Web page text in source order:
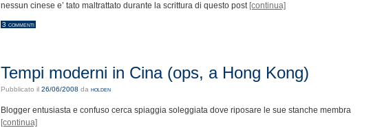
nessun cinese e’ tato maltrattato durante la scrittura di questo post [continua]
3 commenti
Tempi moderni in Cina (ops, a Hong Kong)
Pubblicato il 26/06/2008 da holden
Blogger entusiasta e confuso cerca spiaggia soleggiata dove riposare le sue stanche membra
[continua]